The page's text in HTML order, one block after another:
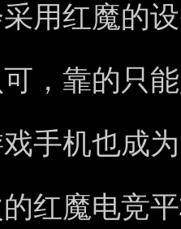
用红魔的
，靠的只
手机也成
红魔电竞